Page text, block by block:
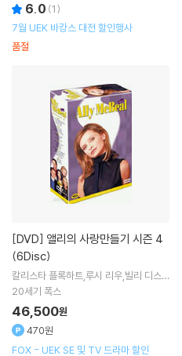
6.0 (1)
7월 UEK 바캉스 대전 할인행사
품절
[DVD]
(6Disc)
칼리스타 플록하트,루시 리우,빌리 디스엘
리아,멜 담스키,제임스 폴리
20세기 폭스
46,500원
470원
FOX - UEK SE 및 TV 드라마 할인